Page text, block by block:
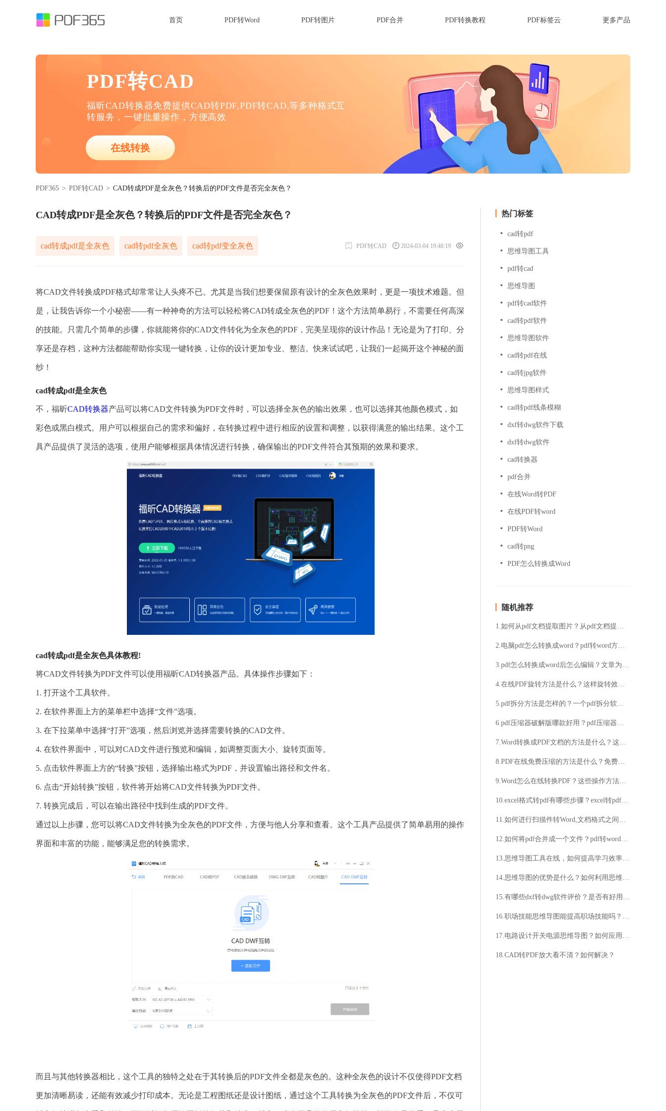
首页 PDF转Word PDF转图片 PDF合并 PDF转换教程 PDF标签云 更多产品
PDF转CAD
福昕CAD转换器免费提供CAD转PDF,PDF转CAD,等多种格式互
转服务，一键批量操作，方便高效
在线转换
PDF365 > PDF转CAD > CAD转成PDF是全灰色？转换后的PDF文件是否完全灰色？
CAD转成PDF是全灰色？转换后的PDF文件是否完全灰色？
cad转成pdf是全灰色 cad转pdf全灰色 cad转pdf变全灰色 PDF转CAD 2024-03-04 19:48:19
将CAD文件转换成PDF格式却常常让人头疼不已。尤其是当我们想要保留原有设计的全灰色效果时，更是一项技术难题。但
是，让我告诉你一个小秘密——有一种神奇的方法可以轻松将CAD转成全灰色的PDF！这个方法简单易行，不需要任何高深
的技能。只需几个简单的步骤，你就能将你的CAD文件转化为全灰色的PDF，完美呈现你的设计作品！无论是为了打印、分
享还是存档，这种方法都能帮助你实现一键转换，让你的设计更加专业、整洁。快来试试吧，让我们一起揭开这个神秘的面
纱！
cad转成pdf是全灰色
不，福昕CAD转换器产品可以将CAD文件转换为PDF文件时，可以选择全灰色的输出效果，也可以选择其他颜色模式，如
彩色或黑白模式。用户可以根据自己的需求和偏好，在转换过程中进行相应的设置和调整，以获得满意的输出结果。这个工
具产品提供了灵活的选项，使用户能够根据具体情况进行转换，确保输出的PDF文件符合其预期的效果和要求。
cad转成pdf是全灰色具体教程!
将CAD文件转换为PDF文件可以使用福昕CAD转换器产品。具体操作步骤如下：
1. 打开这个工具软件。
2. 在软件界面上方的菜单栏中选择“文件”选项。
3. 在下拉菜单中选择“打开”选项，然后浏览并选择需要转换的CAD文件。
4. 在软件界面中，可以对CAD文件进行预览和编辑，如调整页面大小、旋转页面等。
5. 点击软件界面上方的“转换”按钮，选择输出格式为PDF，并设置输出路径和文件名。
6. 点击“开始转换”按钮，软件将开始将CAD文件转换为PDF文件。
7. 转换完成后，可以在输出路径中找到生成的PDF文件。
通过以上步骤，您可以将CAD文件转换为全灰色的PDF文件，方便与他人分享和查看。这个工具产品提供了简单易用的操作
界面和丰富的功能，能够满足您的转换需求。
而且与其他转换器相比，这个工具的独特之处在于其转换后的PDF文件全都是灰色的。这种全灰色的设计不仅使得PDF文档
更加清晰易读，还能有效减少打印成本。无论是工程图纸还是设计图纸，通过这个工具转换为全灰色的PDF文件后，不仅可
热门标签
cad转pdf
思维导图工具
pdf转cad
思维导图
pdf转cad软件
cad转pdf软件
思维导图软件
cad转pdf在线
cad转jpg软件
思维导图样式
cad转pdf线条模糊
dxf转dwg软件下载
dxf转dwg软件
cad转换器
pdf合并
在线Word转PDF
在线PDF转word
PDF转Word
cad转png
PDF怎么转换成Word
随机推荐
1.如何从pdf文档提取图片？从pdf文档提取图片的具体流程
2.电脑pdf怎么转换成word？pdf转word方法分享
3.pdf怎么转换成word后怎么编辑？文章为大家带来帮助
4.在线PDF旋转方法是什么？这样旋转效率高
5.pdf拆分方法是怎样的？一个pdf拆分软件就能搞定！
6.pdf压缩器破解版哪款好用？pdf压缩器破解版推荐
7.Word转换成PDF文档的方法是什么？这几个方法不容错过
8.PDF在线免费压缩的方法是什么？免费在线压缩PDF文件的步骤
9.Word怎么在线转换PDF？这些操作方法很实用
10.excel格式转pdf有哪些步骤？excel转pdf技巧分享
11.如何进行扫描件转Word,文档格式之间转换大分享
12.如何将pdf合并成一个文件？pdf转word文档操作分享
13.思维导图工具在线，如何提高学习效率？如何激发创造力？
14.思维导图的优势是什么？如何利用思维导图提升工作效率？
15.有哪些dxf转dwg软件评价？是否有好用的dxf转dwg软件？
16.职场技能思维导图能提高职场技能吗？职场技能思维导图怎样制作？
17.电路设计开关电源思维导图？如何应用电路设计开关电源思维导图？
18.CAD转PDF放大看不清？如何解决？